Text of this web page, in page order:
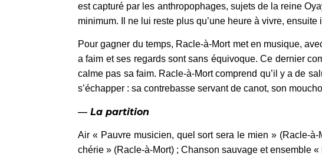
est capturé par les anthropophages, sujets de la reine
minimum. Il ne lui reste plus qu’une heure à vivre,
Pour gagner du temps, Racle-à-Mort met en musique,
a faim et ses regards sont sans équivoque. Ce dernier
calme pas sa faim. Racle-à-Mort comprend qu’il y a de
s’échapper : sa contrebasse servant de canot, son
— La partition
Air « Pauvre musicien, quel sort sera le mien » (Racle-
chérie » (Racle-à-Mort) ; Chanson sauvage et ensemble